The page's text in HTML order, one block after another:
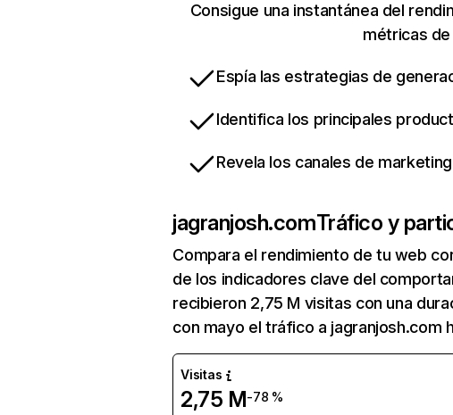
Consigue una instantánea del
métricas
Espía las estrategias de
Identifica los principales
Revela los canales de
jagranjosh.comTráfico y
Compara el rendimiento de tu web
de los indicadores clave del
recibieron 2,75 M visitas con una
con mayo el tráfico a jagranjosh.com
Visitas
2,75 M-78 %